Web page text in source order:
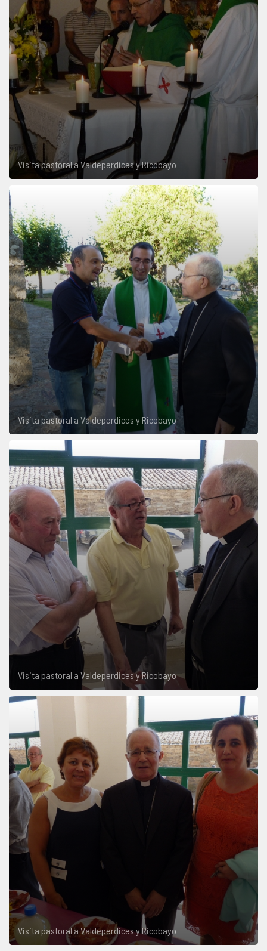
Visita pastoral a Valdeperdices y Ricobayo
Visita pastoral a Valdeperdices y Ricobayo
Visita pastoral a Valdeperdices y Ricobayo
Visita pastoral a Valdeperdices y Ricobayo